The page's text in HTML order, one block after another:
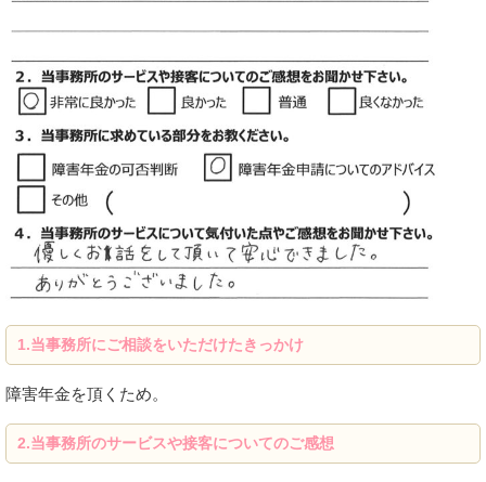
1.当事務所にご相談をいただけたきっかけ
障害年金を頂くため。
2.当事務所のサービスや接客についてのご感想